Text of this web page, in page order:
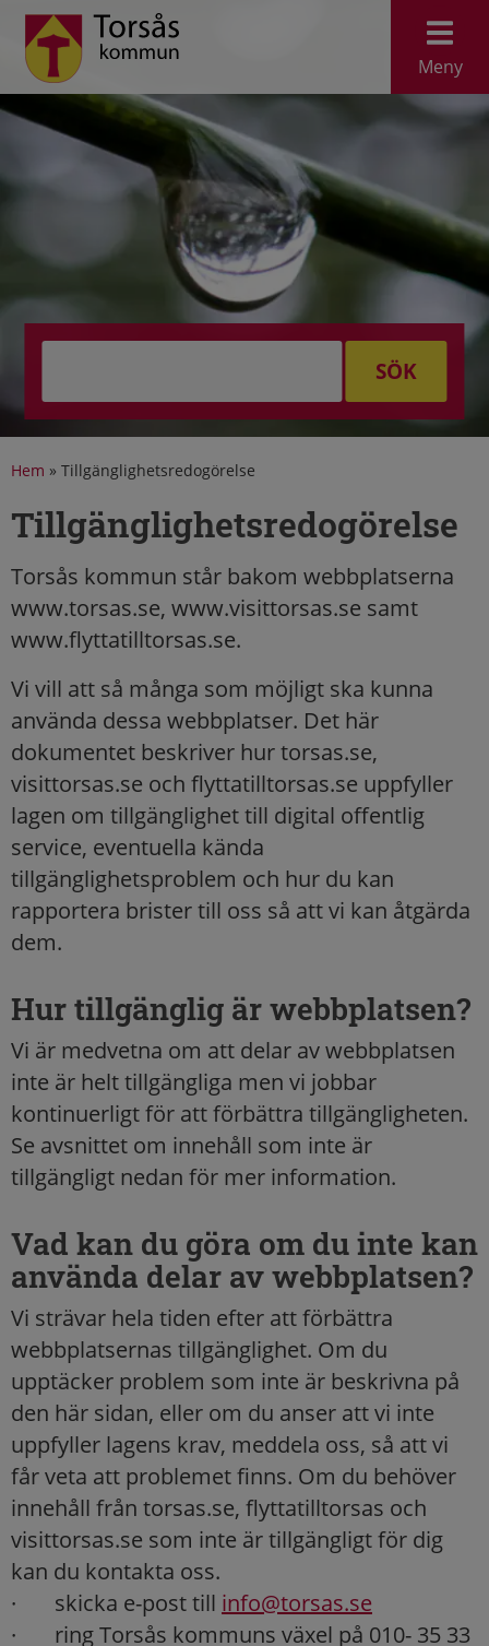
Meny
SÖK
Hem » Tillgänglighetsredogörelse
Tillgänglighetsredogörelse
Torsås kommun står bakom webbplatserna
www.torsas.se, www.visittorsas.se samt
www.flyttatilltorsas.se.
Vi vill att så många som möjligt ska kunna
använda dessa webbplatser. Det här
dokumentet beskriver hur torsas.se,
visittorsas.se och flyttatilltorsas.se uppfyller
lagen om tillgänglighet till digital offentlig
service, eventuella kända
tillgänglighetsproblem och hur du kan
rapportera brister till oss så att vi kan åtgärda
dem.
Hur tillgänglig är webbplatsen?
Vi är medvetna om att delar av webbplatsen
inte är helt tillgängliga men vi jobbar
kontinuerligt för att förbättra tillgängligheten.
Se avsnittet om innehåll som inte är
tillgängligt nedan för mer information.
Vad kan du göra om du inte kan
använda delar av webbplatsen?
Vi strävar hela tiden efter att förbättra
webbplatsernas tillgänglighet. Om du
upptäcker problem som inte är beskrivna på
den här sidan, eller om du anser att vi inte
uppfyller lagens krav, meddela oss, så att vi
får veta att problemet finns. Om du behöver
innehåll från torsas.se, flyttatilltorsas och
visittorsas.se som inte är tillgängligt för dig
kan du kontakta oss.
· skicka e-post till info@torsas.se
· ring Torsås kommuns växel på 010- 35 33